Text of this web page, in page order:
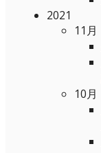
2021
11月
10月